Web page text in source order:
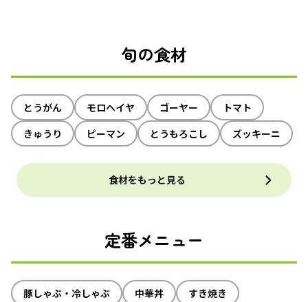
旬の食材
とうがん モロヘイヤ ゴーヤー
トマト
きゅうり
ピーマン とうもろこし ズッキーニ
食材をもっと見る
定番メニュー
豚しゃぶ・冷しゃぶ 中華丼
すき焼き